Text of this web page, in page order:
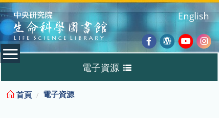
:::
Facebook
Wordpress
English
電子資源
首頁 電子資源